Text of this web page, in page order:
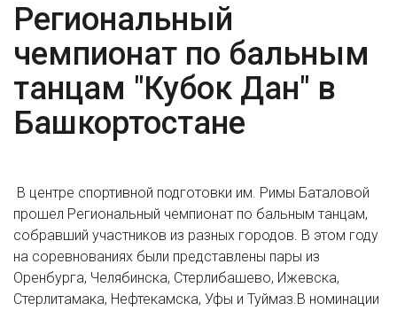
Региональный
чемпионат по бальным
танцам "Кубок Дан" в
Башкортостане
В центре спортивной подготовки им. Римы Баталовой
прошел Региональный чемпионат по бальным танцам,
собравший участников из разных городов. В этом году
на соревнованиях были представлены пары из
Оренбурга, Челябинска, Стерлибашево, Ижевска,
Стерлитамака, Нефтекамска, Уфы и Туймаз.В номинации